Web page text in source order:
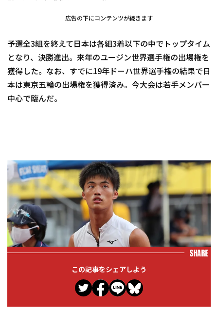
広告の下にコンテンツが続きます
予選全3組を終えて日本は各組3着以下の中でトップタイム
となり、決勝進出。来年のユージン世界選手権の出場権を
獲得した。なお、すでに19年ドーハ世界選手権の結果で日
本は東京五輪の出場権を獲得済み。今大会は若手メンバー
中心で臨んだ。
SHARE
この記事をシェアしよう